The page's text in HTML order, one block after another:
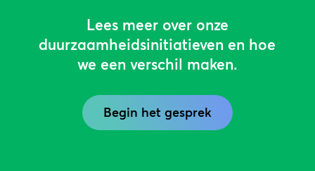
Lees meer over onze
duurzaamheidsinitiatieven en hoe
we een verschil maken.
Begin het gesprek